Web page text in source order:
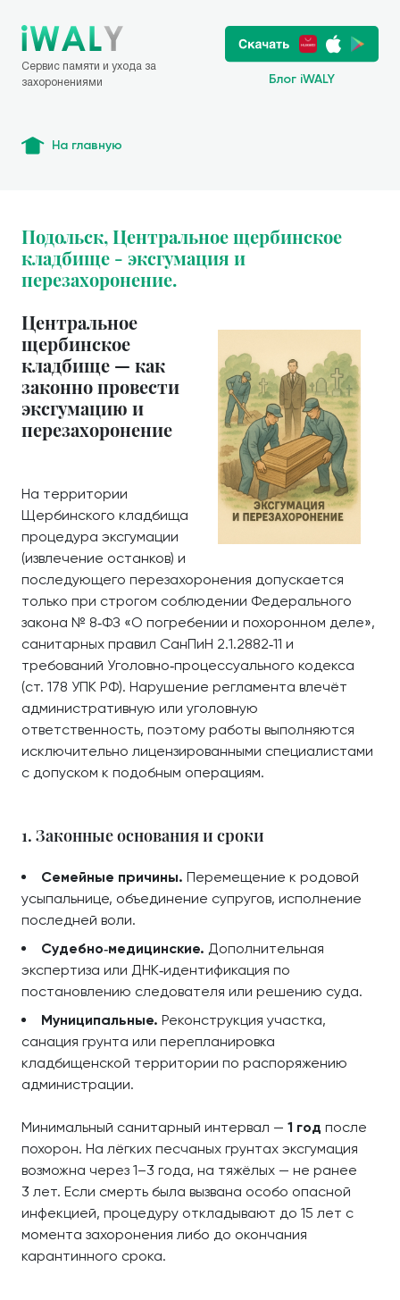
Сервис памяти и ухода за
захоронениями
Блог iWALY
На главную
Подольск, Центральное щербинское
кладбище - эксгумация и
перезахоронение.
Центральное
щербинское
кладбище — как
законно провести
эксгумацию и
перезахоронение
На территории
Щербинского кладбища
процедура эксгумации
(извлечение останков) и
последующего перезахоронения допускается
только при строгом соблюдении Федерального
закона № 8‑ФЗ «О погребении и похоронном деле»,
санитарных правил СанПиН 2.1.2882‑11 и
требований Уголовно‑процессуального кодекса
(ст. 178 УПК РФ). Нарушение регламента влечёт
административную или уголовную
ответственность, поэтому работы выполняются
исключительно лицензированными специалистами
с допуском к подобным операциям.
1. Законные основания и сроки
Семейные причины. Перемещение к родовой
усыпальнице, объединение супругов, исполнение
последней воли.
Судебно‑медицинские. Дополнительная
экспертиза или ДНК‑идентификация по
постановлению следователя или решению суда.
Муниципальные. Реконструкция участка,
санация грунта или перепланировка
кладбищенской территории по распоряжению
администрации.
Минимальный санитарный интервал — 1 год после
похорон. На лёгких песчаных грунтах эксгумация
возможна через 1–3 года, на тяжёлых — не ранее
3 лет. Если смерть была вызвана особо опасной
инфекцией, процедуру откладывают до 15 лет с
момента захоронения либо до окончания
карантинного срока.